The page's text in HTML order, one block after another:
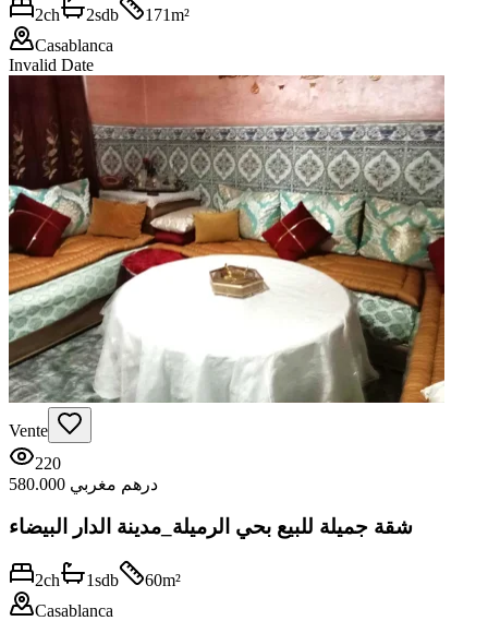
2ch 2sdb 171m²
Casablanca
Invalid Date
Vente
220
580.000 درهم مغربي
شقة جميلة للبيع بحي الرميلة_مدينة الدار البيضاء
2ch 1sdb 60m²
Casablanca